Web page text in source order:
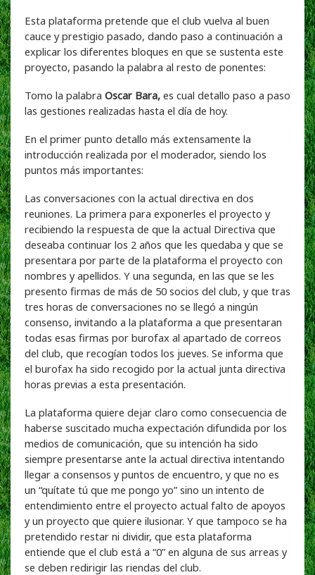
Esta plataforma pretende que el club vuelva al buen
cauce y prestigio pasado, dando paso a continuación a
explicar los diferentes bloques en que se sustenta este
proyecto, pasando la palabra al resto de ponentes:
Tomo la palabra Oscar Bara, es cual detallo paso a paso
las gestiones realizadas hasta el día de hoy.
En el primer punto detallo más extensamente la
introducción realizada por el moderador, siendo los
puntos más importantes:
Las conversaciones con la actual directiva en dos
reuniones. La primera para exponerles el proyecto y
recibiendo la respuesta de que la actual Directiva que
deseaba continuar los 2 años que les quedaba y que se
presentara por parte de la plataforma el proyecto con
nombres y apellidos. Y una segunda, en las que se les
presento firmas de más de 50 socios del club, y que tras
tres horas de conversaciones no se llegó a ningún
consenso, invitando a la plataforma a que presentaran
todas esas firmas por burofax al apartado de correos
del club, que recogían todos los jueves. Se informa que
el burofax ha sido recogido por la actual junta directiva
horas previas a esta presentación.
La plataforma quiere dejar claro como consecuencia de
haberse suscitado mucha expectación difundida por los
medios de comunicación, que su intención ha sido
siempre presentarse ante la actual directiva intentando
llegar a consensos y puntos de encuentro, y que no es
un “quítate tú que me pongo yo” sino un intento de
entendimiento entre el proyecto actual falto de apoyos
y un proyecto que quiere ilusionar. Y que tampoco se ha
pretendido restar ni dividir, que esta plataforma
entiende que el club está a “0” en alguna de sus arreas y
se deben redirigir las riendas del club.